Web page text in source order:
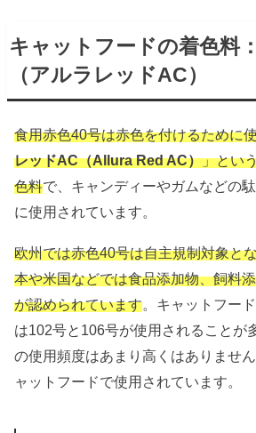
キャットフードの着色料
（アルラレッドAC）
食用赤色40号は赤色を付けるために
レッドAC（Allura Red AC）」とい
色料で、キャンディーやガムなどの
に使用されています。
欧州では赤色40号は自主規制対象と
本や米国などでは食品添加物、飼料
が認められています。キャットフー
は102号と106号が使用されることが
の使用頻度はあまり高くはありませ
ャットフードで使用されています。